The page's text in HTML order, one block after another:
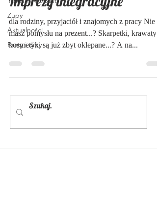
Zupy
Aktualności
Pasty i dipy
dla rodziny, przyjaciół i znajomych z pracy Nie
masz pomysłu na prezent...? Skarpetki, krawaty i
kosmetyki są już zbyt oklepane...? A na...